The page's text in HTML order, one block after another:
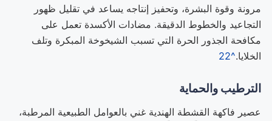
مرونة وقوة البشرة، وتحفيز إنتاجه يساعد في تقليل ظهور
التجاعيد والخطوط الدقيقة. مضادات الأكسدة تعمل على
مكافحة الجذور الحرة التي تسبب الشيخوخة المبكرة وتلف
الخلايا.^22
الترطيب والحماية
عصير فاكهة القشطة الهندية غني بالعوامل الطبيعية المرطبة،